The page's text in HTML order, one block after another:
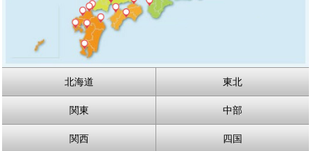
北海道 東北
関東 中部
関西 四国